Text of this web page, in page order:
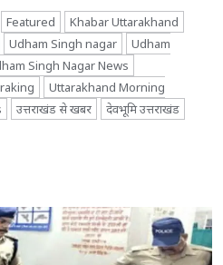
Featured
Khabar Uttarakhand
Udham Singh nagar
Udham
Singh Nagar News
Uttarakhand Morning
उत्तराखंड से खबर
देवभूमि उत्तराखंड